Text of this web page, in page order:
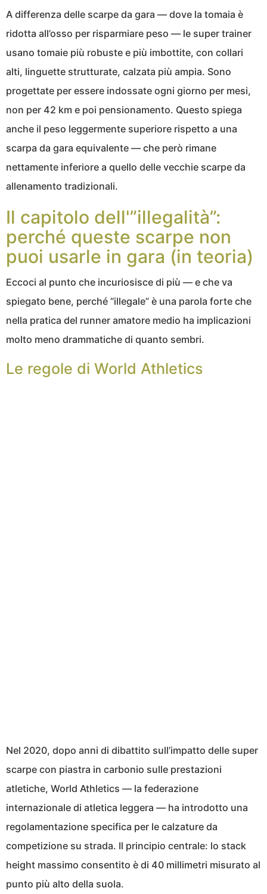
A differenza delle scarpe da gara — dove la tomaia è
ridotta all’osso per risparmiare peso — le super trainer
usano tomaie più robuste e più imbottite, con collari
alti, linguette strutturate, calzata più ampia. Sono
progettate per essere indossate ogni giorno per mesi,
non per 42 km e poi pensionamento. Questo spiega
anche il peso leggermente superiore rispetto a una
scarpa da gara equivalente — che però rimane
nettamente inferiore a quello delle vecchie scarpe da
allenamento tradizionali.
Il capitolo dell'”illegalità”:
perché queste scarpe non
puoi usarle in gara (in teoria)
Eccoci al punto che incuriosisce di più — e che va
spiegato bene, perché “illegale” è una parola forte che
nella pratica del runner amatore medio ha implicazioni
molto meno drammatiche di quanto sembri.
Le regole di World Athletics
Nel 2020, dopo anni di dibattito sull’impatto delle super
scarpe con piastra in carbonio sulle prestazioni
atletiche, World Athletics — la federazione
internazionale di atletica leggera — ha introdotto una
regolamentazione specifica per le calzature da
competizione su strada. Il principio centrale: lo stack
height massimo consentito è di 40 millimetri misurato al
punto più alto della suola.